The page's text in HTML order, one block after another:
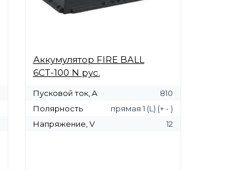
Аккумулятор FIRE BALL
6СТ-100 N рус.
Пусковой ток, A
810
Полярность
прямая 1 (L) (+ - )
Напряжение, V
12